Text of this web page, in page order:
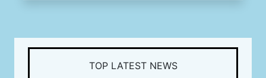
TOP LATEST NEWS